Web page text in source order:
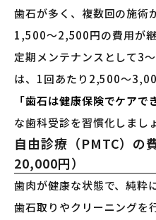
歯石が多く、複数回の施術
1,500〜2,500円の費用が継
定期メンテナンスとして3
は、1回あたり2,500〜
「歯石は健康保険でケアで
な歯科受診を習慣化しまし
自由診療（PMTC）の
20,000円）
歯肉が健康な状態で、純粋
歯石取りやクリーニングを